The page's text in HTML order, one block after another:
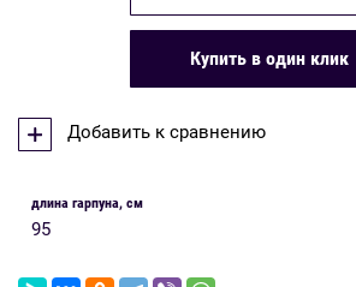
Купить в один клик
Добавить к сравнению
длина гарпуна, см
95